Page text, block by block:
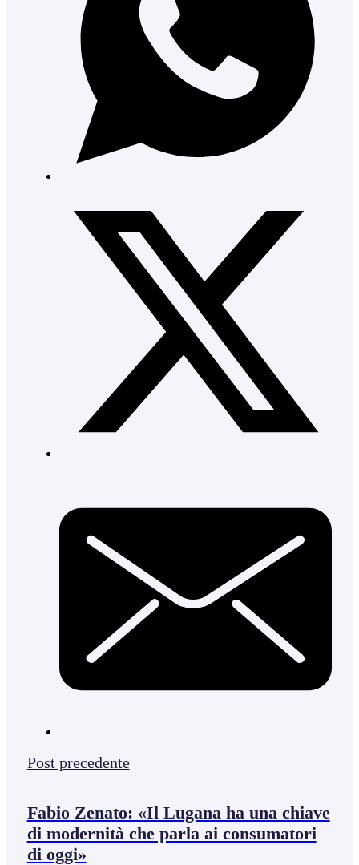
Post precedente
Fabio Zenato: «Il Lugana ha una chiave
di modernità che parla ai consumatori
di oggi»